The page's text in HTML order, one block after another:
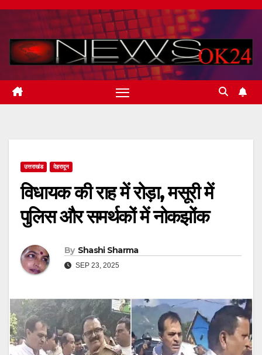
Skip
content
उत्तराखंड देहरादून
विधायक की राह में रोड़ा, मसूरी में
पुलिस और समर्थकों में नोकझोंक
By Shashi Sharma
SEP 23, 2025